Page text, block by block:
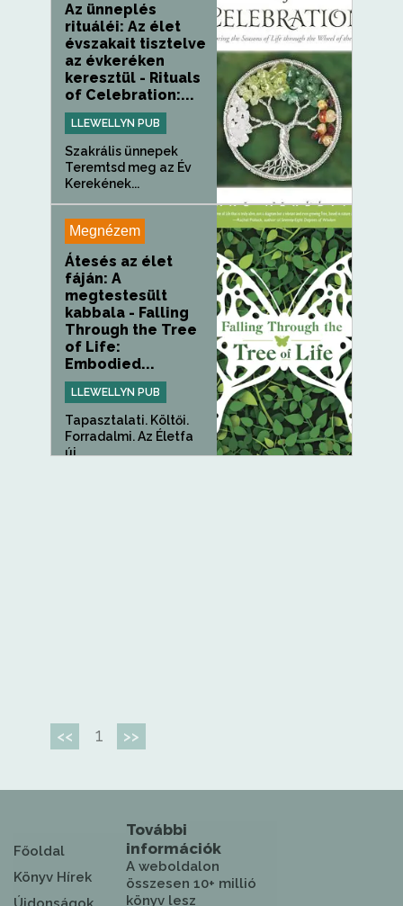
Az ünneplés
rituáléi: Az élet
évszakait tisztelve
az évkeréken
keresztül - Rituals
of Celebration:...
LLEWELLYN PUB
Szakrális ünnepek
Teremtsd meg az Év
Kerekének...
Megnézem
Átesés az élet
fáján: A
megtestesült
kabbala - Falling
Through the Tree
of Life:
Embodied...
LLEWELLYN PUB
Tapasztalati. Költői.
Forradalmi. Az Életfa
új...
<< 1 >>
Főoldal
Könyv Hírek
További
információk
A weboldalon
összesen 10+ millió
könyv lesz